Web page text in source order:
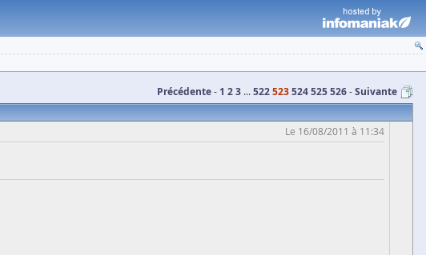
Précédente 1 23 ... 522523524525526 Suivante
Le 16/08/2011 à 11:34